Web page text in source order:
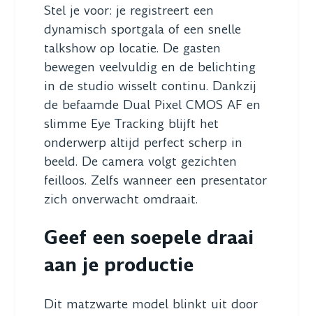
Stel je voor: je registreert een
dynamisch sportgala of een snelle
talkshow op locatie. De gasten
bewegen veelvuldig en de belichting
in de studio wisselt continu. Dankzij
de befaamde Dual Pixel CMOS AF en
slimme Eye Tracking blijft het
onderwerp altijd perfect scherp in
beeld. De camera volgt gezichten
feilloos. Zelfs wanneer een presentator
zich onverwacht omdraait.
Geef een soepele draai
aan je productie
Dit matzwarte model blinkt uit door